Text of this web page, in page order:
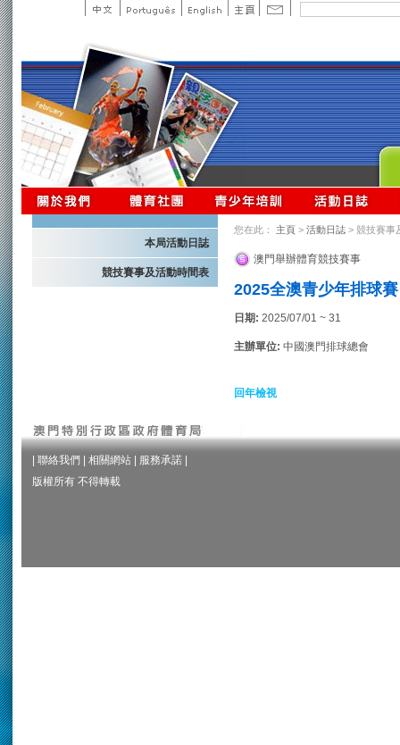
本局活動日誌
競技賽事及活動時間表
您在此： 主頁 > 活動日誌 > 競技賽事
澳門舉辦體育競技賽事
2025全澳青少年排球賽
日期: 2025/07/01 ~ 31
主辦單位: 中國澳門排球總會
回年檢視
聯絡我們 相關網站 服務承諾
版權所有 不得轉載